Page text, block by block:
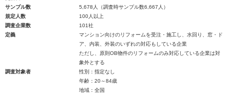
サンプル数
5,678人（調査時サンプル数6,667人）
規定人数
100人以上
調査企業数
101社
定義
マンション向けのリフォームを受注・施工し、水回り、窓・ド
ア、内装、外装のいずれの対応もしている企業
ただし、原則OB物件のリフォームのみ対応している企業は対
象外とする
調査対象者
性別：指定なし
年齢：20～84歳
地域：全国